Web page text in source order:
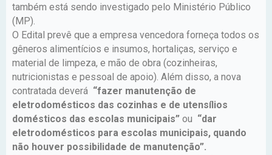
também está sendo investigado pelo Ministério Público
(MP).
O Edital prevê que a empresa vencedora forneça todos os
gêneros alimentícios e insumos, hortaliças, serviço e
material de limpeza, e mão de obra (cozinheiras,
nutricionistas e pessoal de apoio). Além disso, a nova
contratada deverá “fazer manutenção de
eletrodomésticos das cozinhas e de utensílios
domésticos das escolas municipais” ou “dar
eletrodomésticos para escolas municipais, quando
não houver possibilidade de manutenção”.